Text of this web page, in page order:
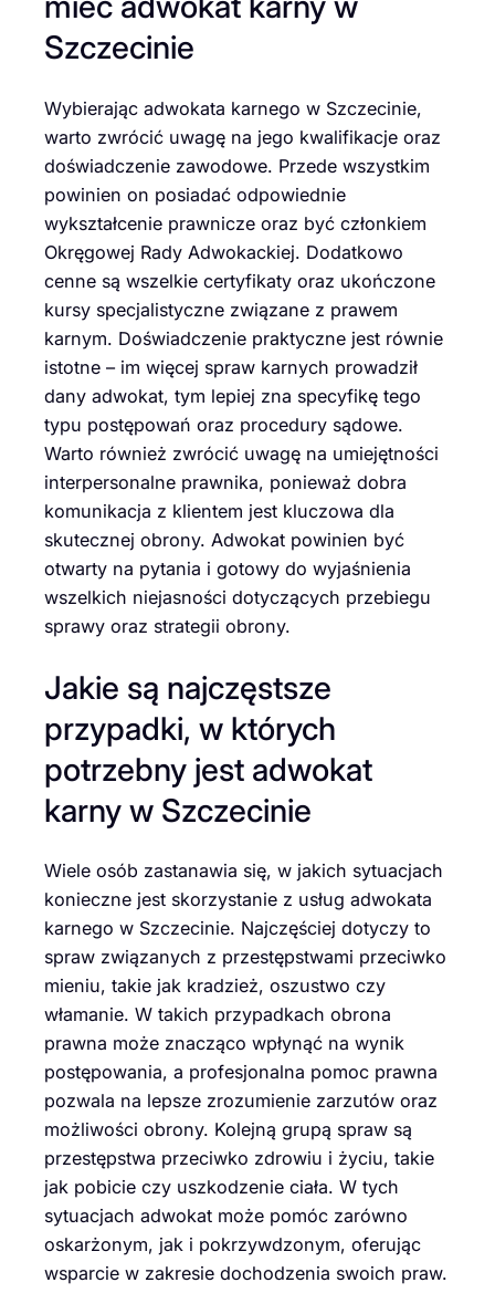
Szczecinie
Wybierając adwokata karnego w Szczecinie,
warto zwrócić uwagę na jego kwalifikacje oraz
doświadczenie zawodowe. Przede wszystkim
powinien on posiadać odpowiednie
wykształcenie prawnicze oraz być członkiem
Okręgowej Rady Adwokackiej. Dodatkowo
cenne są wszelkie certyfikaty oraz ukończone
kursy specjalistyczne związane z prawem
karnym. Doświadczenie praktyczne jest równie
istotne – im więcej spraw karnych prowadził
dany adwokat, tym lepiej zna specyfikę tego
typu postępowań oraz procedury sądowe.
Warto również zwrócić uwagę na umiejętności
interpersonalne prawnika, ponieważ dobra
komunikacja z klientem jest kluczowa dla
skutecznej obrony. Adwokat powinien być
otwarty na pytania i gotowy do wyjaśnienia
wszelkich niejasności dotyczących przebiegu
sprawy oraz strategii obrony.
Jakie są najczęstsze
przypadki, w których
potrzebny jest adwokat
karny w Szczecinie
Wiele osób zastanawia się, w jakich sytuacjach
konieczne jest skorzystanie z usług adwokata
karnego w Szczecinie. Najczęściej dotyczy to
spraw związanych z przestępstwami przeciwko
mieniu, takie jak kradzież, oszustwo czy
włamanie. W takich przypadkach obrona
prawna może znacząco wpłynąć na wynik
postępowania, a profesjonalna pomoc prawna
pozwala na lepsze zrozumienie zarzutów oraz
możliwości obrony. Kolejną grupą spraw są
przestępstwa przeciwko zdrowiu i życiu, takie
jak pobicie czy uszkodzenie ciała. W tych
sytuacjach adwokat może pomóc zarówno
oskarżonym, jak i pokrzywdzonym, oferując
wsparcie w zakresie dochodzenia swoich praw.